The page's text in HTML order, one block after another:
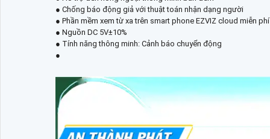
● Chống báo động giả với thuật toán nhận dạng người
● Phần mềm xem từ xa trên smart phone EZVIZ cloud miễn phí
● Nguồn DC 5V±10%
● Tính năng thông minh: Cảnh báo chuyển động
●